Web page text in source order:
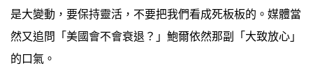
是大變動，要保持靈活，不要把我們看成死板板的。媒體當
然又追問「美國會不會衰退？」鮑爾依然那副「大致放心」
的口氣。